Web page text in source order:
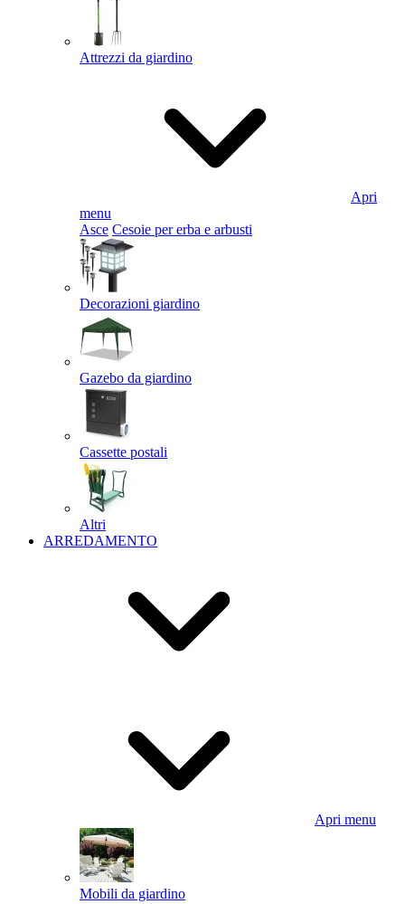
Attrezzi da giardino
Apri
menu
Asce Cesoie per erba e arbusti
Decorazioni giardino
Gazebo da giardino
Cassette postali
Altri
ARREDAMENTO
Apri menu
Mobili da giardino